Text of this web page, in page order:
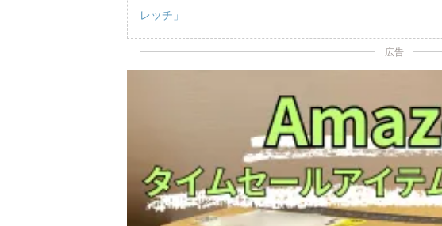
レッチ」
広告